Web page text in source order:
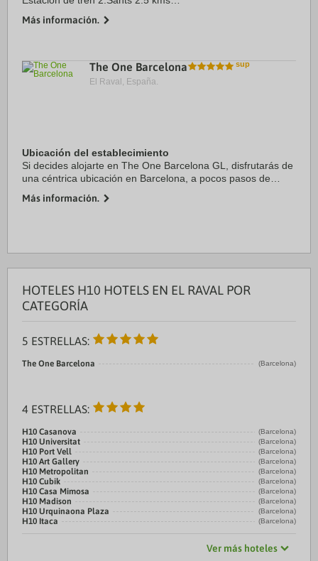
Puerto:Puerto de Barcelona 3.5 kms
Más información.
The One Barcelona
El Raval, España.
Ubicación del establecimiento
Si decides alojarte en The One Barcelona GL, disfrutarás de
una céntrica ubicación en Barcelona, a pocos pasos de
hotel de lujo se encuentra a ...
Más información.
HOTELES H10 HOTELS EN EL RAVAL POR
CATEGORÍA
5 ESTRELLAS:
The One Barcelona (Barcelona)
4 ESTRELLAS:
H10 Casanova (Barcelona)
H10 Universitat (Barcelona)
H10 Port Vell (Barcelona)
H10 Art Gallery (Barcelona)
H10 Metropolitan (Barcelona)
H10 Cubik (Barcelona)
H10 Casa Mimosa (Barcelona)
H10 Madison (Barcelona)
H10 Urquinaona Plaza (Barcelona)
H10 Itaca (Barcelona)
Ver más hoteles